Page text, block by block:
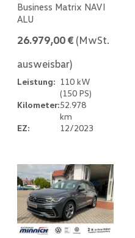
Business Matrix NAVI
ALU
26.979,00 € (MwSt.
ausweisbar)
Leistung: 110 kW
(150 PS)
Kilometer:52.978
km
EZ:
12/2023